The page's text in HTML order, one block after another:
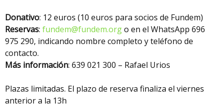
Donativo: 12 euros (10 euros para socios de Fundem)
Reservas: fundem@fundem.orgo en el WhatsApp 696
975 290, indicando nombre completo y teléfono de
contacto.
Más información: 639 021 300 – Rafael Urios
Plazas limitadas. El plazo de reserva finaliza el viernes
anterior a la 13h